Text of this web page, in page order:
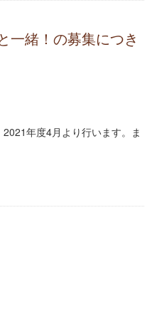
一緒！の募集につき
年度4月より行います。ま